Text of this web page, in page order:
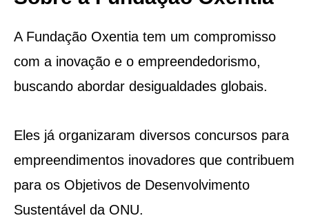
A Fundação Oxentia tem um compromisso
com a inovação e o empreendedorismo,
buscando abordar desigualdades globais.
Eles já organizaram diversos concursos para
empreendimentos inovadores que contribuem
para os Objetivos de Desenvolvimento
Sustentável da ONU.